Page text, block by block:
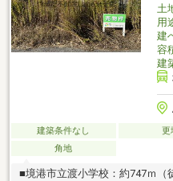
土
用
建
容
建
建築条件なし 更
角地
■境港市立渡小学校：約747ｍ（